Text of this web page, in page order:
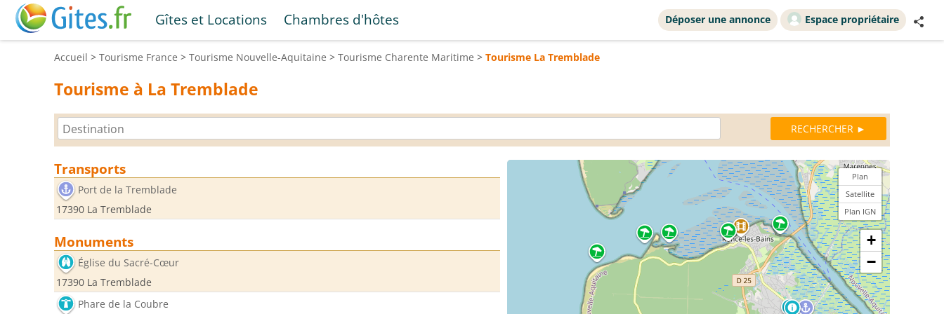
Gîtes et Locations Chambres d'hôtes Déposer une annonce Espace propriétaire
Accueil > Tourisme France > Tourisme Nouvelle-Aquitaine > Tourisme Charente Maritime > Tourisme La Tremblade
Tourisme à La Tremblade
Transports
Port de la Tremblade
17390 La Tremblade
Monuments
Église du Sacré-Cœur
17390 La Tremblade
Phare de la Coubre
Plan
Satellite
Plan IGN
+
−